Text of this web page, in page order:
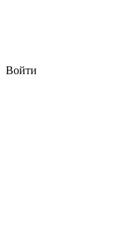
Войти